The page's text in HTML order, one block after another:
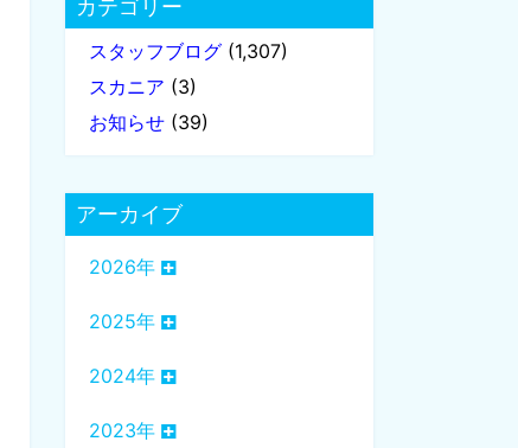
カテゴリー
スタッフブログ (1,307)
スカニア (3)
お知らせ (39)
アーカイブ
2026年
2025年
2024年
2023年